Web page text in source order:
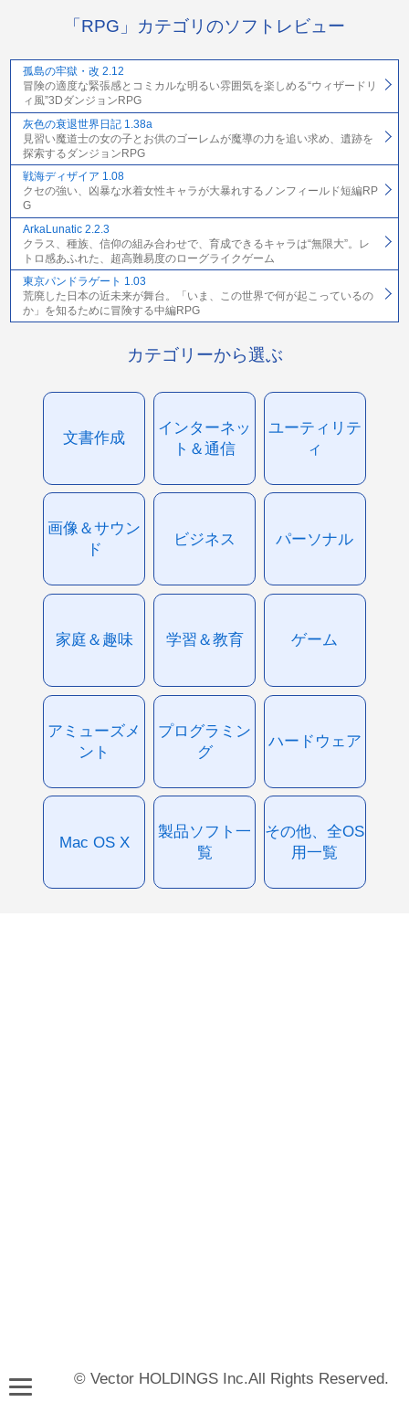
「RPG」カテゴリのソフトレビュー
孤島の牢獄・改 2.12
冒険の適度な緊張感とコミカルな明るい雰囲気を楽しめる“ウィザードリ
ィ風”3DダンジョンRPG
灰色の衰退世界日記 1.38a
見習い魔道士の女の子とお供のゴーレムが魔導の力を追い求め、遺跡を
探索するダンジョンRPG
戦海ディザイア 1.08
クセの強い、凶暴な水着女性キャラが大暴れするノンフィールド短編RP
G
ArkaLunatic 2.2.3
クラス、種族、信仰の組み合わせで、育成できるキャラは“無限大”。レ
トロ感あふれた、超高難易度のローグライクゲーム
東京パンドラゲート 1.03
荒廃した日本の近未来が舞台。「いま、この世界で何が起こっているの
か」を知るために冒険する中編RPG
カテゴリーから選ぶ
文書作成
インターネッ
ト＆通信
ユーティリテ
ィ
画像＆サウン
ド
ビジネス パーソナル
家庭＆趣味 学習＆教育 ゲーム
アミューズメ
ント
プログラミン
グ
ハードウェア
Mac OS X
製品ソフト一
覧
その他、全OS
用一覧
© Vector HOLDINGS Inc.All Rights Reserved.